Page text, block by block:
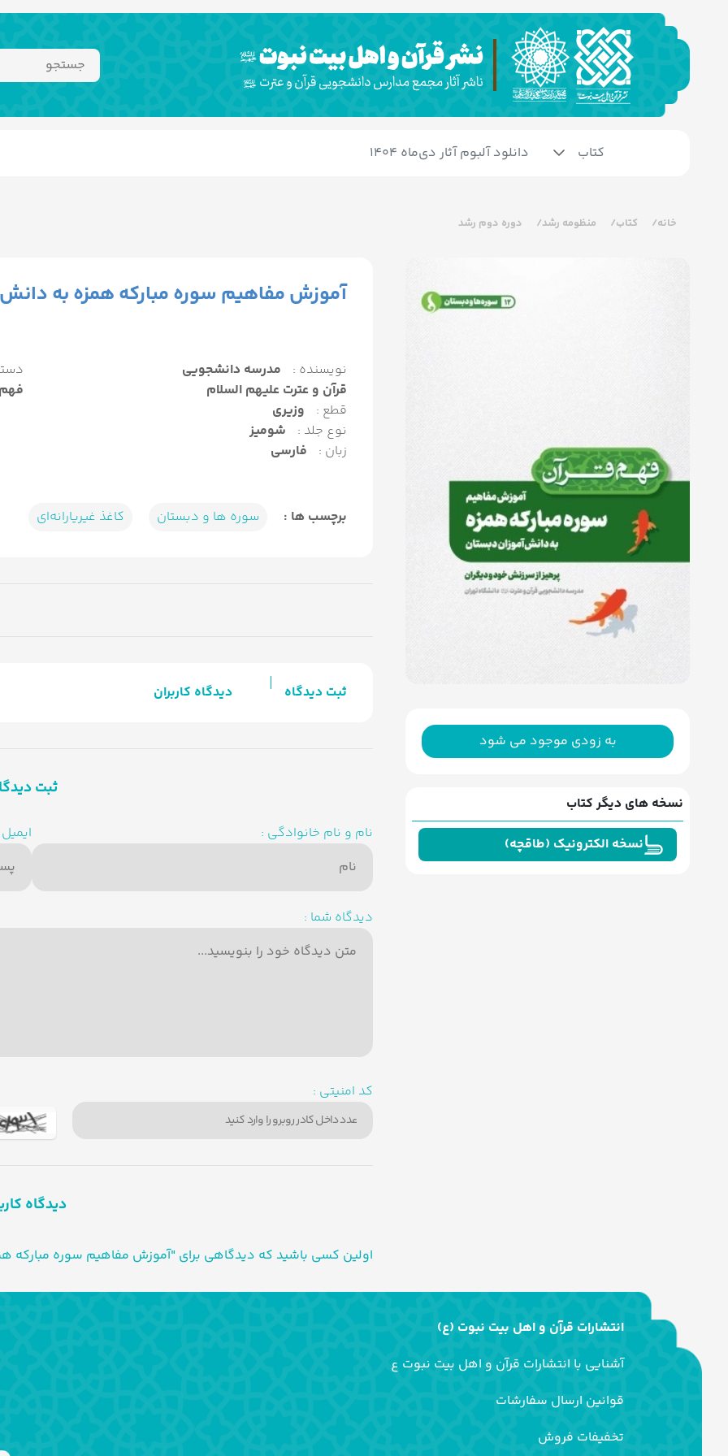
کتاب دانلود آلبوم آثار دی‌ماه 1404
خانه کتاب منظومه رشد دوره دوم رشد
به زودی موجود می شود
نسخه های دیگر کتاب
نسخه الکترونیک (طاقچه)
آموزش مفاهیم سوره مبارکه همزه به
نویسنده :
مدرسه دانشجویی
قرآن و عترت علیهم السلام
قطع :
وزیری
نوع جلد :
شومیز
زبان :
فارسی
برچسب ها : سوره ها و دبستان کاغذ غیریارانه‌ای
ثبت دیدگاه دیدگاه کاربران
ثبت
نام و نام خانوادگی :
دیدگاه شما :
کد امنیتی :
دیدگاه
اولین کسی باشید که دیدگاهی برای "آموزش مفاهیم سوره مبارکه
انتشارات قرآن و اهل بیت نبوت (ع)
آشنایی با انتشارات قرآن و اهل بیت نبوت ع
قوانین ارسال سفارشات
تخفیفات فروش